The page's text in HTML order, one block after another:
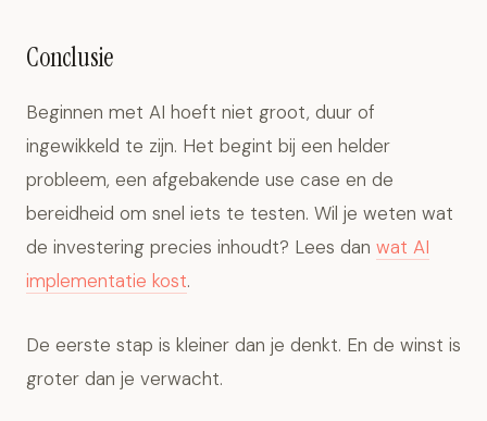
Conclusie
Beginnen met AI hoeft niet groot, duur of
ingewikkeld te zijn. Het begint bij een helder
probleem, een afgebakende use case en de
bereidheid om snel iets te testen. Wil je weten wat
de investering precies inhoudt? Lees dan wat AI
implementatie kost.
De eerste stap is kleiner dan je denkt. En de winst is
groter dan je verwacht.